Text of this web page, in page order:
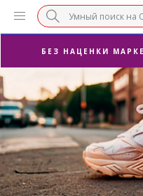
БЕЗ НАЦЕНКИ
3-Я
ПОСЛЕДНИЕ